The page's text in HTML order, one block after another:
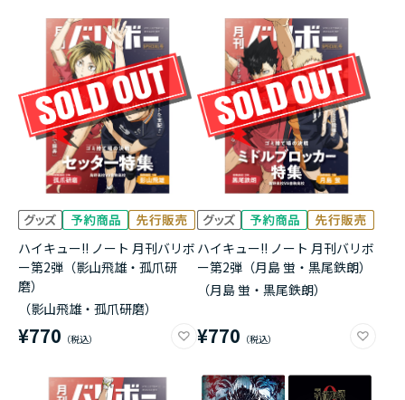
ハイキュー!! ノート 月刊バリボ
ー第2弾（影山飛雄・孤爪研
磨）
（影山飛雄・孤爪研磨）
¥770
ハイキュー!! ノート 月刊バリボ
ー第2弾（月島 蛍・黒尾鉄朗）
（月島 蛍・黒尾鉄朗）
¥770